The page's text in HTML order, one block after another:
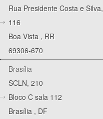
Rua Presidente Costa e Silva,
116
Boa Vista , RR
69306-670
Brasília
SCLN, 210
Bloco C sala 112
Brasília , DF